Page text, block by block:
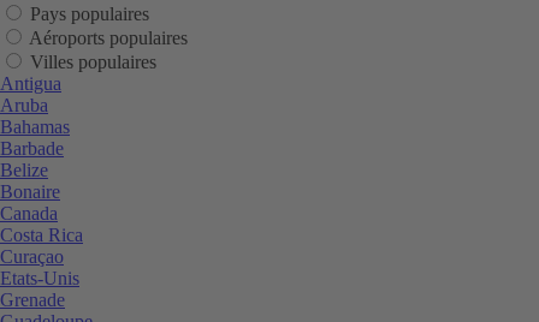
Pays populaires
Aéroports populaires
Villes populaires
Antigua
Aruba
Bahamas
Barbade
Belize
Bonaire
Canada
Costa Rica
Curaçao
Etats-Unis
Grenade